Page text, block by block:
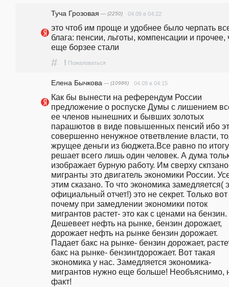
Туча Грозовая — (2250) 04.09 в 04:22
это чтоб им проще и удобнее было черпать
блага: пенсии, льготы, компенсации и прочее,
еще борзее стали
# ! Пожаловаться
Елена Бычкова — (10986) 04.09 в 04:15
Как бы вынести на референдум России
предложение о роспуске Думы с лишением
ее членов нынешних и бывших золотых
парашютов в виде повышенных пенсий ибо
совершенно ненужное ответвление власти,
жрущее деньги из бюджета.Все равно по итогу
решает всего лишь один человек. А дума
изображает бурную работу. Им сверху
мигранты это двигатель экономики России.
этим сказано. То что экономика замедляется(
официальный отчет!) это не секрет. Только вот
почему при замедлении экономики поток
мигрантов растет- это как с ценами на бензин.
Дешевеет нефть на рынке, бензин дорожает,
дорожает нефть на рынке бензин дорожает.
Падает бакс на рынке- бензин дорожает,
бакс на рынке- бензинтдорожает. Вот такая
экономика у нас. Замедляется экономика-
мигрантов нужно еще больше! Необъяснимо,
факт!